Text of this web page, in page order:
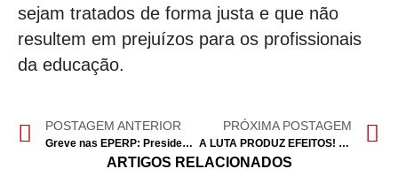
sejam tratados de forma justa e que não
resultem em prejuízos para os profissionais
da educação.
POSTAGEM ANTERIOR
Greve nas EPERP: Presidente Marcelo afirma que o governo tem condições de atender às pretensões justas dos docentes, mesmo estando em gestão
PRÓXIMA POSTAGEM
A LUTA PRODUZ EFEITOS! Equidade para os docentes das Escolas Portuguesas no Estrangeiro!
ARTIGOS RELACIONADOS